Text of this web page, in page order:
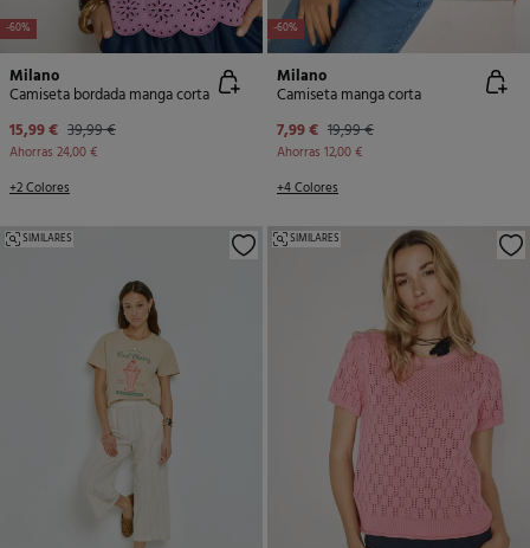
-60%
Milano
Camiseta bordada manga corta
15,99 € 39,99 €
Ahorras 24,00 €
+2 Colores
-60%
Milano
Camiseta manga corta
7,99 € 19,99 €
Ahorras 12,00 €
+4 Colores
SIMILARES SIMILARES